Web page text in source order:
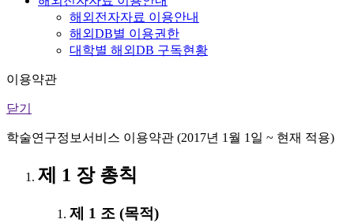
해외전자자료 이용안내
해외DB별 이용권한
대학별 해외DB 구독현황
이용약관
닫기
학술연구정보서비스 이용약관 (2017년 1월 1일 ~ 현재 적용)
제 1 장 총칙
제 1 조 (목적)